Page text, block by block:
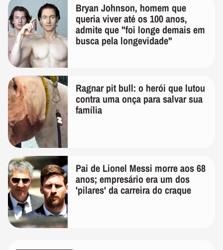
Bryan Johnson, homem que
queria viver até os 100 anos,
admite que "foi longe demais em
busca pela longevidade"
Ragnar pit bull: o herói que lutou
contra uma onça para salvar sua
família
Pai de Lionel Messi morre aos 68
anos; empresário era um dos
'pilares' da carreira do craque